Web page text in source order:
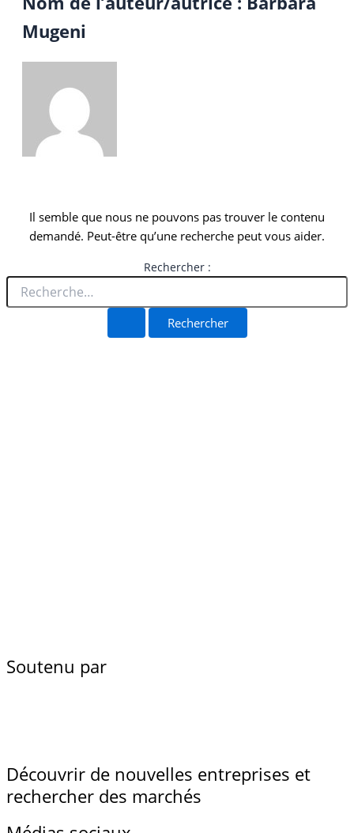
Mugeni
Il semble que nous ne pouvons pas trouver le contenu
demandé. Peut-être qu’une recherche peut vous aider.
Rechercher :
Soutenu par
Découvrir de nouvelles entreprises et
rechercher des marchés